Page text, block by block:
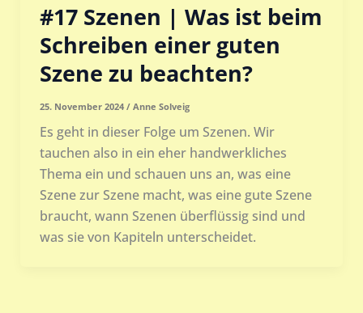
#17 Szenen | Was ist beim
Schreiben einer guten
Szene zu beachten?
25. November 2024 / Anne Solveig
Es geht in dieser Folge um Szenen. Wir
tauchen also in ein eher handwerkliches
Thema ein und schauen uns an, was eine
Szene zur Szene macht, was eine gute Szene
braucht, wann Szenen überflüssig sind und
was sie von Kapiteln unterscheidet.